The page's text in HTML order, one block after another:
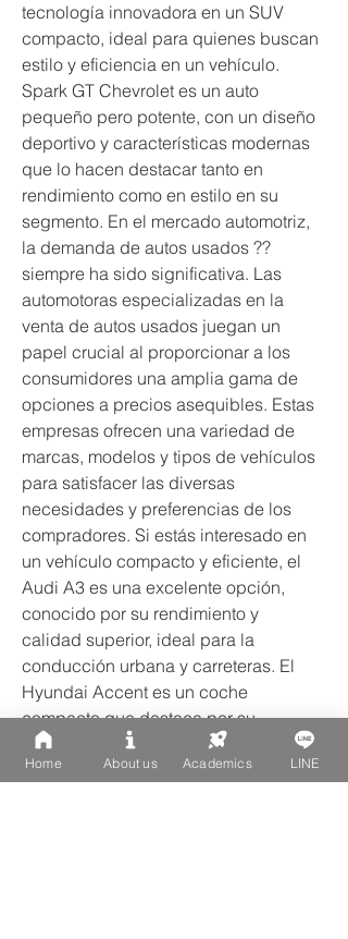
tecnología innovadora en un SUV
compacto, ideal para quienes buscan
estilo y eficiencia en un vehículo.
Spark GT Chevrolet es un auto
pequeño pero potente, con un diseño
deportivo y características modernas
que lo hacen destacar tanto en
rendimiento como en estilo en su
segmento. En el mercado automotriz,
la demanda de autos usados ??
siempre ha sido significativa. Las
automotoras especializadas en la
venta de autos usados juegan un
papel crucial al proporcionar a los
consumidores una amplia gama de
opciones a precios asequibles. Estas
empresas ofrecen una variedad de
marcas, modelos y tipos de vehículos
para satisfacer las diversas
necesidades y preferencias de los
compradores. Si estás interesado en
un vehículo compacto y eficiente, el
Audi A3 es una excelente opción,
conocido por su rendimiento y
calidad superior, ideal para la
conducción urbana y carreteras. El
Hyundai Accent es un coche
compacto que destaca por su
eficiencia y diseño moderno,
ofreciendo una conducción suave
Home About us Academics LINE